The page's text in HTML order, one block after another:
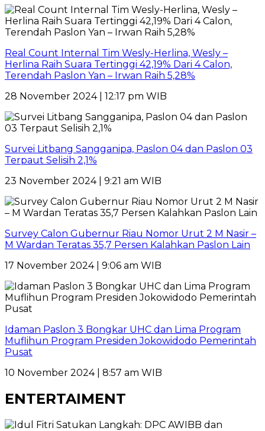
Real Count Internal Tim Wesly-Herlina, Wesly –
Herlina Raih Suara Tertinggi 42,19% Dari 4 Calon,
Terendah Paslon Yan – Irwan Raih 5,28%
28 November 2024 | 12:17 pm WIB
Survei Litbang Sangganipa, Paslon 04 dan Paslon 03
Terpaut Selisih 2,1%
23 November 2024 | 9:21 am WIB
Survey Calon Gubernur Riau Nomor Urut 2 M Nasir –
M Wardan Teratas 35,7 Persen Kalahkan Paslon Lain
17 November 2024 | 9:06 am WIB
Idaman Paslon 3 Bongkar UHC dan Lima Program
Muflihun Program Presiden Jokowidodo Pemerintah
Pusat
10 November 2024 | 8:57 am WIB
ENTERTAIMENT